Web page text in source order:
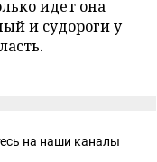
идет она
и судороги у
на наши каналы